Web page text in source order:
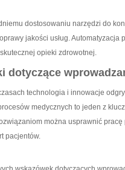
dostosowaniu narzędzi do
jakości usług.
opieki‌ zdrowotnej.
dotyczące
technologia i innowacje
medycznych to jeden ‌z
można ‌usprawnić
pacjentów.